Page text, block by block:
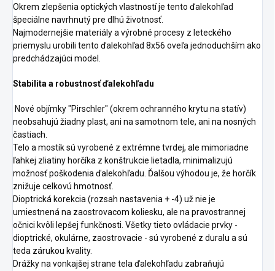
Okrem zlepšenia optických vlastností je tento ďalekohľad
špeciálne navrhnutý pre dlhú životnosť.
Najmodernejšie materiály a výrobné procesy z leteckého
priemyslu urobili tento ďalekohľad 8x56 oveľa jednoduchším ako
predchádzajúci model.
Stabilita a robustnosť ďalekohľadu
Nové objímky "Pirschler" (okrem ochranného krytu na statív)
neobsahujú žiadny plast, ani na samotnom tele, ani na nosných
častiach.
Telo a mostík sú vyrobené z extrémne tvrdej, ale mimoriadne
ľahkej zliatiny horčíka z konštrukcie lietadla, minimalizujú
možnosť poškodenia ďalekohľadu. Ďalšou výhodou je, že horčík
znižuje celkovú hmotnosť.
Dioptrická korekcia (rozsah nastavenia + -4) už nie je
umiestnená na zaostrovacom koliesku, ale na pravostrannej
očnici kvôli lepšej funkčnosti. Všetky tieto ovládacie prvky -
dioptrické, okulárne, zaostrovacie - sú vyrobené z duralu a sú
teda zárukou kvality.
Drážky na vonkajšej strane tela ďalekohľadu zabraňujú